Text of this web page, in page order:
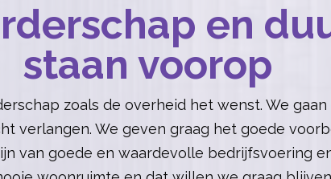
en
staan voorop
zoals de overheid het wenst. We
verlangen. We geven graag het goede
van goede en waardevolle bedrijfsvoering